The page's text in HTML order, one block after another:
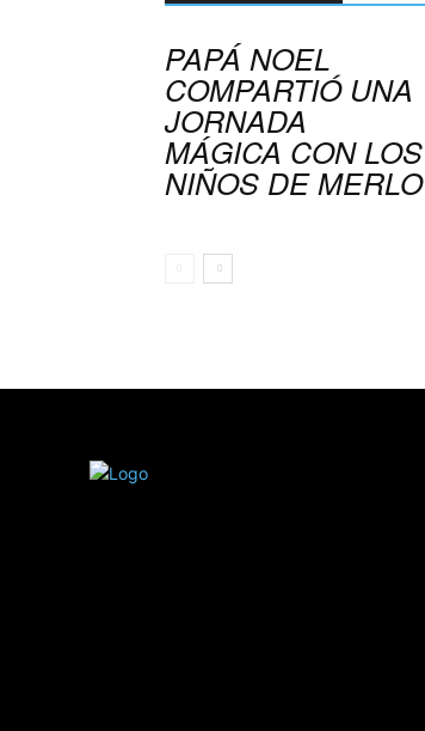
PAPÁ NOEL
COMPARTIÓ UNA
JORNADA
MÁGICA CON LOS
NIÑOS DE MERLO